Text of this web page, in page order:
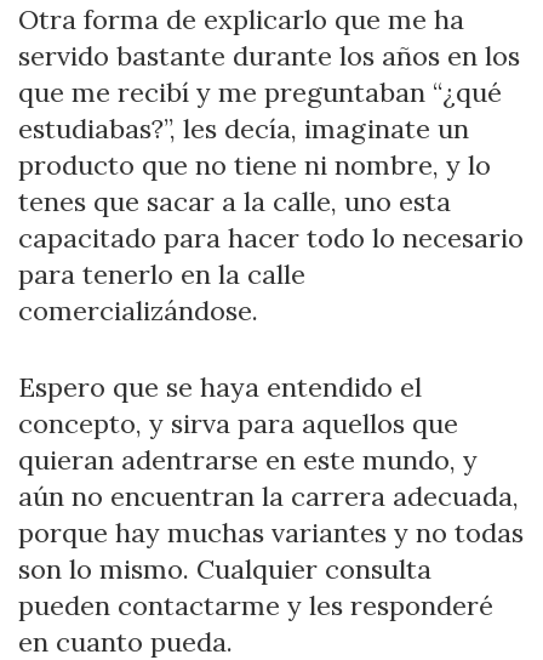
Otra forma de explicarlo que me ha
servido bastante durante los años en los
que me recibí y me preguntaban “¿qué
estudiabas?”, les decía, imaginate un
producto que no tiene ni nombre, y lo
tenes que sacar a la calle, uno esta
capacitado para hacer todo lo necesario
para tenerlo en la calle
comercializándose.
Espero que se haya entendido el
concepto, y sirva para aquellos que
quieran adentrarse en este mundo, y
aún no encuentran la carrera adecuada,
porque hay muchas variantes y no todas
son lo mismo. Cualquier consulta
pueden contactarme y les responderé
en cuanto pueda.